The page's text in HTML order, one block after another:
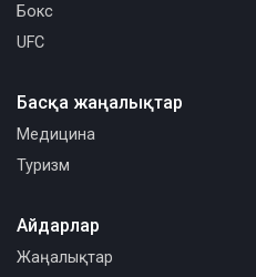
Бокс
UFC
Басқа жаңалықтар
Медицина
Туризм
Айдарлар
Жаңалықтар